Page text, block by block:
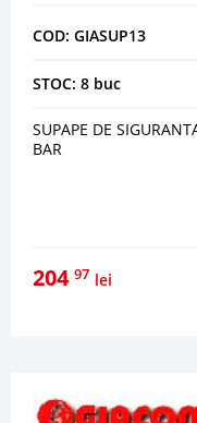
COD: GIASUP13
STOC: 8 buc
SUPAPE DE
BAR
204 97 lei